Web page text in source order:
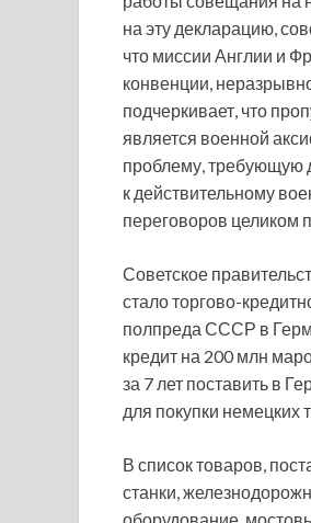
на эту декларацию,
что миссии Англии и
конвенции,
подчеркивает, что
является военной
проблему, требующую
к действительному
переговоров целиком
Советское
стало торгово-
полпреда СССР в
кредит на 200 млн
за 7 лет поставить в
для покупки немецких
В список товаров,
станки,